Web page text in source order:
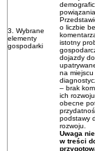
3. Wybrane
elementy
gospodarki
o liczbie
istotny
dojazdy
na
– brak
ich
obecne
podstawy
rozwoju.
Uwaga
w treści